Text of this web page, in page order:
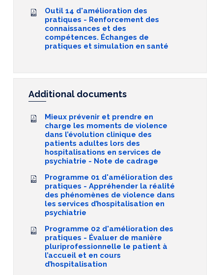
Outil 14 d'amélioration des
pratiques - Renforcement des
connaissances et des
compétences. Échanges de
pratiques et simulation en santé
Additional documents
Mieux prévenir et prendre en
charge les moments de violence
dans l’évolution clinique des
patients adultes lors des
hospitalisations en services de
psychiatrie - Note de cadrage
Programme 01 d'amélioration des
pratiques - Appréhender la réalité
des phénomènes de violence dans
les services d’hospitalisation en
psychiatrie
Programme 02 d'amélioration des
pratiques - Évaluer de manière
pluriprofessionnelle le patient à
l’accueil et en cours
d’hospitalisation